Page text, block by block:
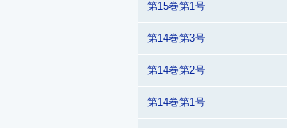
第15巻第1号
第14巻第3号
第14巻第2号
第14巻第1号